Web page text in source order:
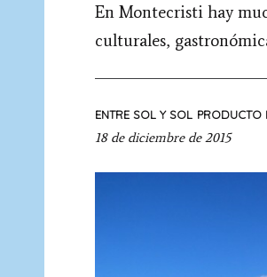
En Montecristi hay
culturales,
ENTRE SOL Y SOL PRODUCTO
18 de diciembre de 2015